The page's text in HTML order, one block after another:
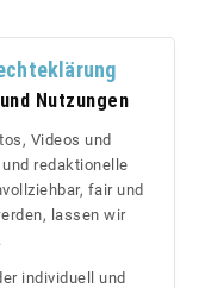
Nutzungen
Videos und
redaktionelle
fair und
lassen wir
individuell und